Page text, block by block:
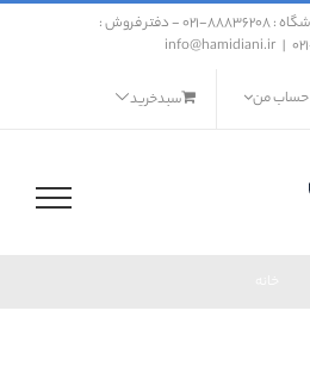
شماره های تماس : فروشگاه : ۸۸۸۳۶۲۰۸-021 - دفتر فروش :
|
info@hamidiani.ir
حساب من سبدخرید